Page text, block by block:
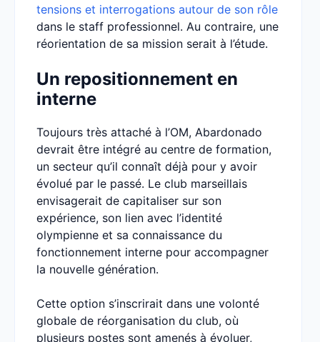
tensions et interrogations autour de son rôle
dans le staff professionnel. Au contraire, une
réorientation de sa mission serait à l’étude.
Un repositionnement en
interne
Toujours très attaché à l’OM, Abardonado
devrait être intégré au centre de formation,
un secteur qu’il connaît déjà pour y avoir
évolué par le passé. Le club marseillais
envisagerait de capitaliser sur son
expérience, son lien avec l’identité
olympienne et sa connaissance du
fonctionnement interne pour accompagner
la nouvelle génération.
Cette option s’inscrirait dans une volonté
globale de réorganisation du club, où
plusieurs postes sont amenés à évoluer,